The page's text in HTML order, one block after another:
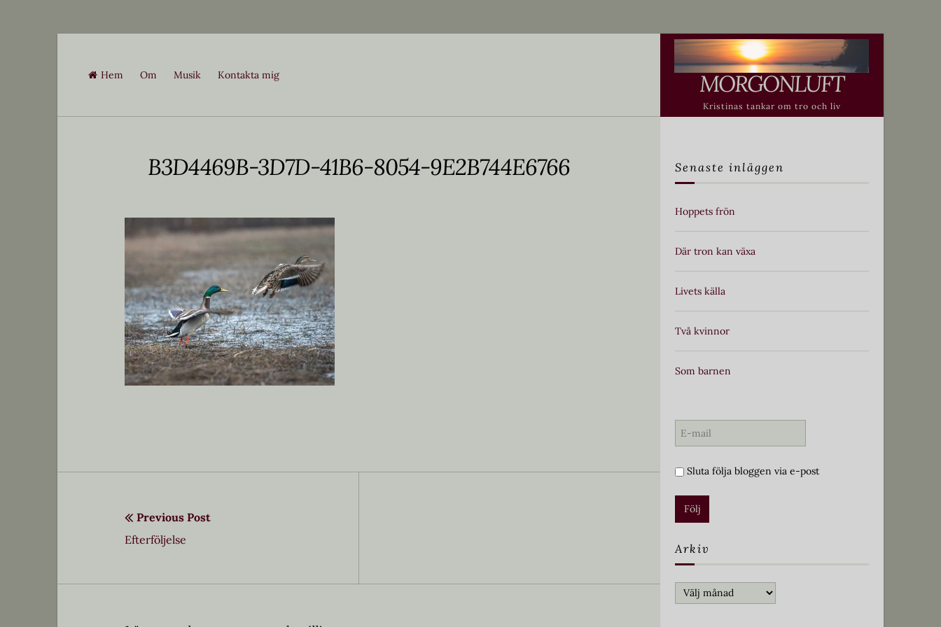
MORGONLUFT
Kristinas tankar om tro och liv
Hem Om Musik Kontakta mig
B3D4469B-3D7D-41B6-8054-9E2B744E6766
Inläggsnavigering
Previous Post
Previous
Efterföljelse
Senaste inläggen
Hoppets frön
Där tron kan växa
Livets källa
Två kvinnor
Som barnen
Sluta följa bloggen via e-post
Arkiv
Arkiv